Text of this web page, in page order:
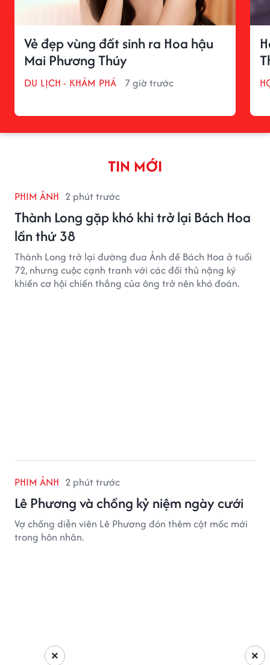
Vẻ đẹp vùng đất sinh ra Hoa hậu
Mai Phương Thúy
DU LỊCH - KHÁM PHÁ 7 giờ trước
TIN MỚI
PHIM ẢNH 2 phút trước
Thành Long gặp khó khi trở lại Bách Hoa
lần thứ 38
Thành Long trở lại đường đua Ảnh đế Bách Hoa ở tuổi
72, nhưng cuộc cạnh tranh với các đối thủ nặng ký
khiến cơ hội chiến thắng của ông trở nên khó đoán.
PHIM ẢNH 2 phút trước
Lê Phương và chồng kỷ niệm ngày cưới
Vợ chồng diễn viên Lê Phương đón thêm cột mốc mới
trong hôn nhân.
×
×